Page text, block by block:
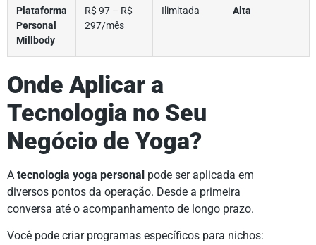
Plataforma
Personal
Millbody
R$ 97 – R$
297/mês
Ilimitada Alta
Onde Aplicar a
Tecnologia no Seu
Negócio de Yoga?
A tecnologia yoga personal pode ser aplicada em
diversos pontos da operação. Desde a primeira
conversa até o acompanhamento de longo prazo.
Você pode criar programas específicos para nichos: